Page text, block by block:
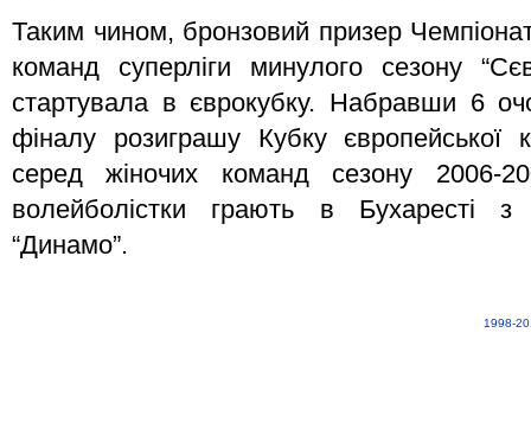
Таким чином, бронзовий призер
команд суперліги минулого сезону
стартувала в єврокубку. Набравши 6
фіналу розиграшу Кубку європейської
серед жіночих команд сезону 2006-
волейболістки грають в Бухаресті
“Динамо”.
1998-